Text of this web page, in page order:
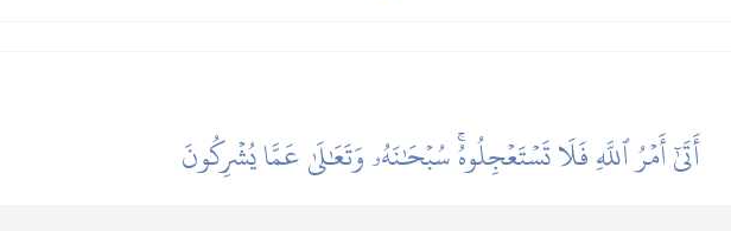
أَتَىٰٓ أَمۡرُ ٱللَّهِ فَلَا تَسۡتَعۡجِلُوهُۚ سُبۡحَٰنَهُۥ وَتَعَٰلَىٰ عَمَّا يُشۡرِكُونَ